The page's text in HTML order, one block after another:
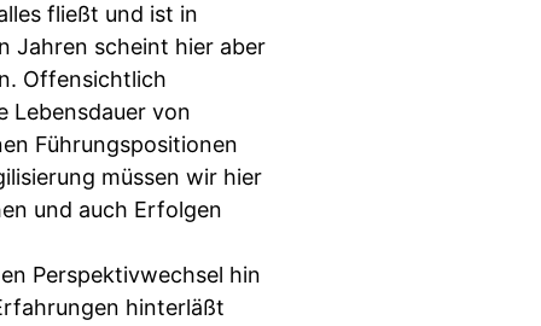
fließt und ist in
Jahren scheint hier aber
Offensichtlich
Lebensdauer von
Führungspositionen
müssen wir hier
und auch Erfolgen
Perspektivwechsel hin
hinterläßt